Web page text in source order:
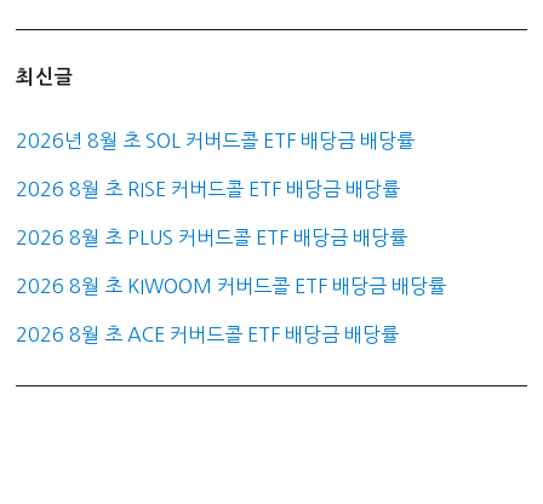
최신글
2026년 8월 초 SOL 커버드콜 ETF 배당금 배당률
2026 8월 초 RISE 커버드콜 ETF 배당금 배당률
2026 8월 초 PLUS 커버드콜 ETF 배당금 배당률
2026 8월 초 KIWOOM 커버드콜 ETF 배당금 배당률
2026 8월 초 ACE 커버드콜 ETF 배당금 배당률